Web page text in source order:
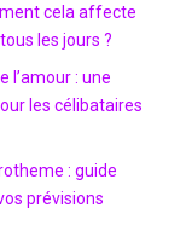
cela affecte
les jours ?
l’amour : une
les célibataires
: guide
prévisions